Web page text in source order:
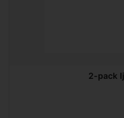
2-pack